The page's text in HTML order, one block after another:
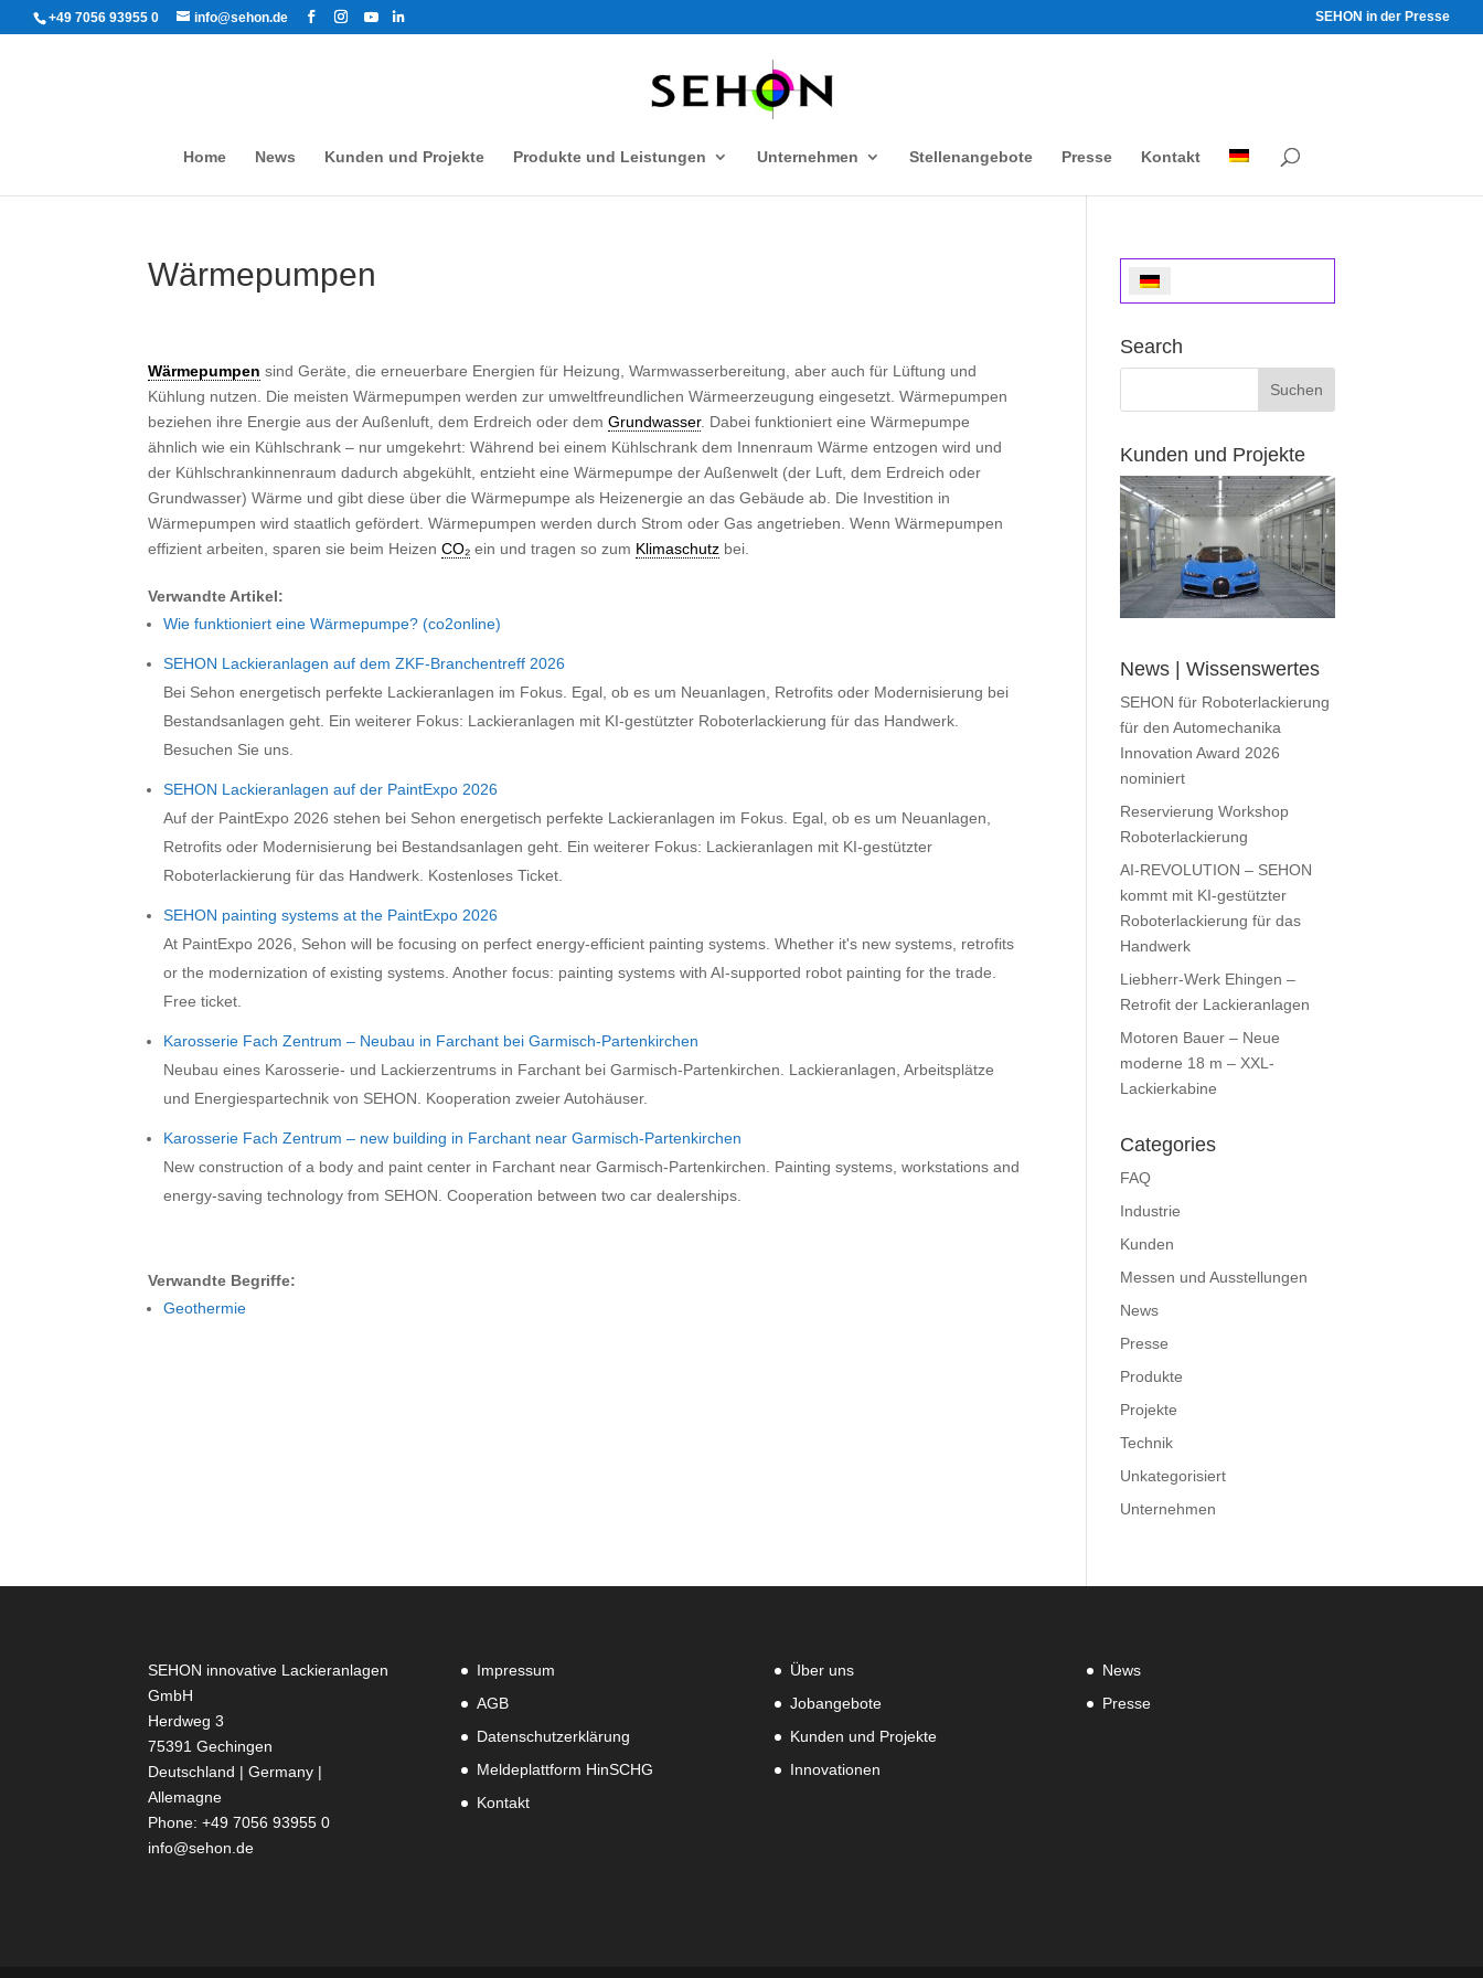
+49 7056 93955 0 info@sehon.de SEHON in der Presse
Home News Kunden und Projekte Produkte und Leistungen Unternehmen Stellenangebote Presse Kontakt
Wärmepumpen
Wärmepumpen sind Geräte, die erneuerbare Energien für Heizung, Warmwasserbereitung, aber auch für Lüftung und
Kühlung nutzen. Die meisten Wärmepumpen werden zur umweltfreundlichen Wärmeerzeugung eingesetzt. Wärmepumpen
beziehen ihre Energie aus der Außenluft, dem Erdreich oder demGrundwasser. Dabei funktioniert eine Wärmepumpe
ähnlich wie ein Kühlschrank – nur umgekehrt: Während bei einem Kühlschrank dem Innenraum Wärme entzogen wird und
der Kühlschrankinnenraum dadurch abgekühlt, entzieht eine Wärmepumpe der Außenwelt (der Luft, dem Erdreich oder
Grundwasser) Wärme und gibt diese über die Wärmepumpe als Heizenergie an das Gebäude ab. Die Investition in
Wärmepumpen wird staatlich gefördert. Wärmepumpen werden durch Strom oder Gas angetrieben. Wenn Wärmepumpen
effizient arbeiten, sparen sie beim HeizenCO₂ ein und tragen so zum Klimaschutz bei.
Verwandte Artikel:
Wie funktioniert eine Wärmepumpe? (co2online)
SEHON Lackieranlagen auf dem ZKF-Branchentreff 2026
Bei Sehon energetisch perfekte Lackieranlagen im Fokus. Egal, ob es um Neuanlagen, Retrofits oder Modernisierung bei
Bestandsanlagen geht. Ein weiterer Fokus: Lackieranlagen mit KI-gestützter Roboterlackierung für das Handwerk.
Besuchen Sie uns.
SEHON Lackieranlagen auf der PaintExpo 2026
Auf der PaintExpo 2026 stehen bei Sehon energetisch perfekte Lackieranlagen im Fokus. Egal, ob es um Neuanlagen,
Retrofits oder Modernisierung bei Bestandsanlagen geht. Ein weiterer Fokus: Lackieranlagen mit KI-gestützter
Roboterlackierung für das Handwerk. Kostenloses Ticket.
SEHON painting systems at the PaintExpo 2026
At PaintExpo 2026, Sehon will be focusing on perfect energy-efficient painting systems. Whether it's new systems, retrofits
or the modernization of existing systems. Another focus: painting systems with AI-supported robot painting for the trade.
Free ticket.
Karosserie Fach Zentrum – Neubau in Farchant bei Garmisch-Partenkirchen
Neubau eines Karosserie- und Lackierzentrums in Farchant bei Garmisch-Partenkirchen. Lackieranlagen, Arbeitsplätze
und Energiespartechnik von SEHON. Kooperation zweier Autohäuser.
Karosserie Fach Zentrum – new building in Farchant near Garmisch-Partenkirchen
New construction of a body and paint center in Farchant near Garmisch-Partenkirchen. Painting systems, workstations and
energy-saving technology from SEHON. Cooperation between two car dealerships.
Verwandte Begriffe:
Geothermie
Search
Kunden und Projekte
News | Wissenswertes
SEHON für Roboterlackierung
für den Automechanika
Innovation Award 2026
nominiert
Reservierung Workshop
Roboterlackierung
AI-REVOLUTION – SEHON
kommt mit KI-gestützter
Roboterlackierung für das
Handwerk
Liebherr-Werk Ehingen –
Retrofit der Lackieranlagen
Motoren Bauer – Neue
moderne 18 m – XXL-
Lackierkabine
Categories
FAQ
Industrie
Kunden
Messen und Ausstellungen
News
Presse
Produkte
Projekte
Technik
Unkategorisiert
Unternehmen
SEHON innovative Lackieranlagen
GmbH
Herdweg 3
75391 Gechingen
Deutschland | Germany |
Allemagne
Phone: +49 7056 93955 0
info@sehon.de
Impressum
AGB
Datenschutzerklärung
Meldeplattform HinSCHG
Kontakt
Über uns
Jobangebote
Kunden und Projekte
Innovationen
News
Presse